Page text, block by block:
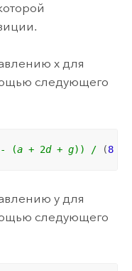
x для
следующего
(a + 2d + g)) / (8 *
y для
следующего